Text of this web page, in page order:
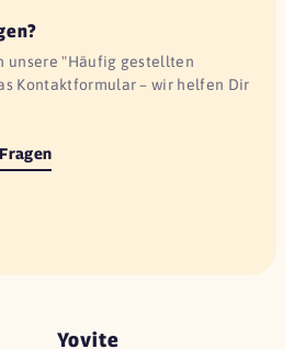
unsere "Häufig gestellten
Kontaktformular – wir helfen Dir
Yovite